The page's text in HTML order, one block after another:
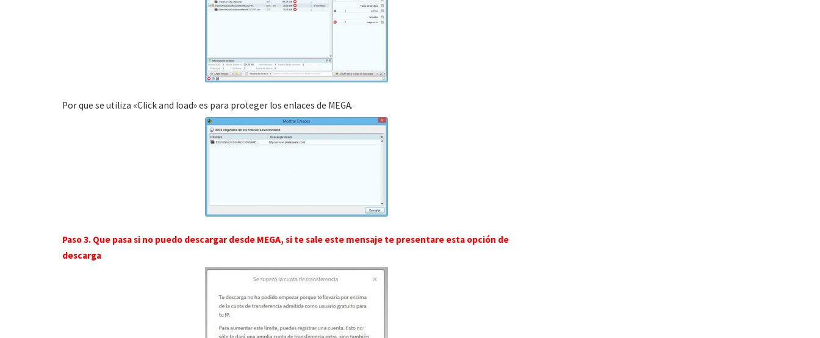
Por que se utiliza «Click and load» es para proteger los enlaces de MEGA.
Paso 3. Que pasa si no puedo descargar desde MEGA, si te sale este mensaje te presentare esta opción de
descarga